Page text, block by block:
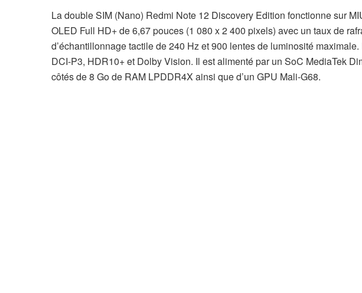
La double SIM (Nano) Redmi Note 12 Discovery Edition fonctionne sur
OLED Full HD+ de 6,67 pouces (1 080 x 2 400 pixels) avec un taux de
d’échantillonnage tactile de 240 Hz et 900 lentes de luminosité
DCI-P3, HDR10+ et Dolby Vision. Il est alimenté par un SoC MediaTek
côtés de 8 Go de RAM LPDDR4X ainsi que d’un GPU Mali-G68.